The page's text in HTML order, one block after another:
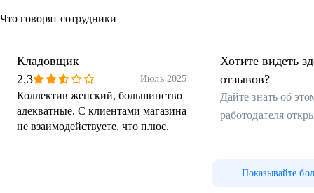
Что говорят сотрудники
Кладовщик
2,3
Июль 2025
Коллектив женский, большинство
адекватные. С клиентами магазина
не взаимодействуете, что плюс.
Хотите видеть
отзывов?
Дайте знать об
работодателя
Показывайте